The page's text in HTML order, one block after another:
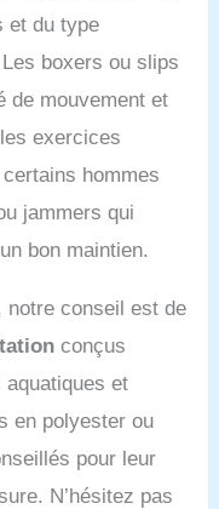
et du type
boxers ou slips
de mouvement et
exercices
hommes
jammers qui
bon maintien.
notre conseil est de
conçus
et
en polyester ou
pour leur
N’hésitez pas